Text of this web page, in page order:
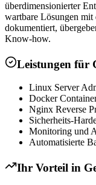
überdimensionierter
wartbare Lösungen mit
dokumentiert,
Know-how.
Leistungen für
Linux Server
Docker
Nginx Reverse
Sicherheits-
Monitoring und
Automatisierte
Ihr Vorteil in